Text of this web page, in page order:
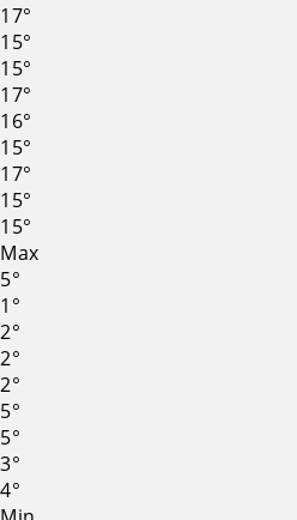
17°
15°
15°
17°
16°
15°
17°
15°
15°
Max
5°
1°
2°
2°
2°
5°
5°
3°
4°